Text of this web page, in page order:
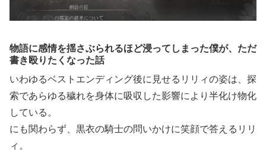
物語に感情を揺さぶられるほど浸ってしまった僕が、ただ
書き殴りたくなった話
いわゆるベストエンディング後に見せるリリィの姿は、探
索であらゆる穢れを身体に吸収した影響により半化け物化
している。
にも関わらず、黒衣の騎士の問いかけに笑顔で答えるリリ
ィ。